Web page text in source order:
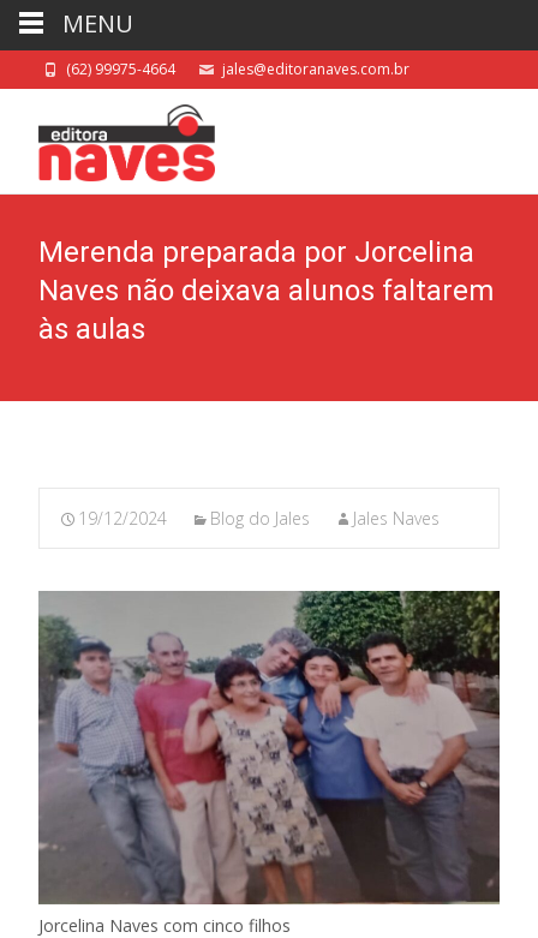
(62) 99975-4664 jales@editoranaves.com.br
Merenda preparada por Jorcelina
Naves não deixava alunos faltarem
às aulas
19/12/2024 Blog do Jales Jales Naves
Jorcelina Naves com cinco filhos
MENU